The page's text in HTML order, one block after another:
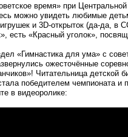
время» при
можно увидеть любимые
и 3D-открыток (да-да,
есть «Красный уголок»,
«Гимнастика для ума» с
ожесточённые
Читательница детской
победителем чемпионата и
в видеоролике: